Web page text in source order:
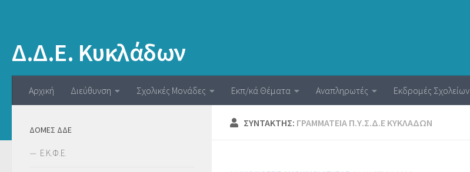
Δ.Δ.Ε. Κυκλάδων
Αρχική Διεύθυνση Σχολικές Μονάδες Εκπ/κά Θέματα Αναπληρωτές Εκδρομές Σχολείων
ΣΥΝΤΆΚΤΗΣ: ΓΡΑΜΜΑΤΕΊΑ Π.Υ.Σ.Δ.Ε ΚΥΚΛΆΔΩΝ
ΔΟΜΕΣ ΔΔΕ
Ε.Κ.Φ.Ε.